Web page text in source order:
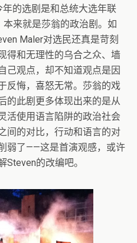
的选剧是和总统大选年联
来就是莎翁的政治剧。如
Maler对选民还真是苛刻
得和无理性的乌合之众、墙
己观点，却不知道观点是因
反悔，喜怒无常。莎翁的戏
的此剧更多体现出来的是从
活使用语言陷阱的政治社会
间的对比，行动和语言的对
弱了——这是首演观感，或许
的改编吧。